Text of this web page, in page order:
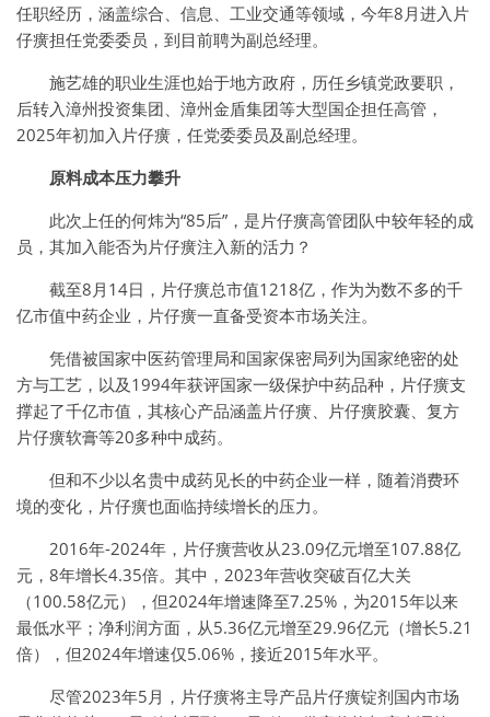
任职经历，涵盖综合、信息、工业交通等领域，今年8月进入片
仔癀担任党委委员，到目前聘为副总经理。
施艺雄的职业生涯也始于地方政府，历任乡镇党政要职，
后转入漳州投资集团、漳州金盾集团等大型国企担任高管，
2025年初加入片仔癀，任党委委员及副总经理。
原料成本压力攀升
此次上任的何炜为“85后”，是片仔癀高管团队中较年轻的成
员，其加入能否为片仔癀注入新的活力？
截至8月14日，片仔癀总市值1218亿，作为为数不多的千
亿市值中药企业，片仔癀一直备受资本市场关注。
凭借被国家中医药管理局和国家保密局列为国家绝密的处
方与工艺，以及1994年获评国家一级保护中药品种，片仔癀支
撑起了千亿市值，其核心产品涵盖片仔癀、片仔癀胶囊、复方
片仔癀软膏等20多种中成药。
但和不少以名贵中成药见长的中药企业一样，随着消费环
境的变化，片仔癀也面临持续增长的压力。
2016年-2024年，片仔癀营收从23.09亿元增至107.88亿
元，8年增长4.35倍。其中，2023年营收突破百亿大关
（100.58亿元），但2024年增速降至7.25%，为2015年以来
最低水平；净利润方面，从5.36亿元增至29.96亿元（增长5.21
倍），但2024年增速仅5.06%，接近2015年水平。
尽管2023年5月，片仔癀将主导产品片仔癀锭剂国内市场